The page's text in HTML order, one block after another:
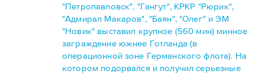
"Петропавловск", "Гангут", КРКР "Рюрик",
"Адмирал Макаров", "Баян", "Олег" и ЭМ
"Новик" выставил крупное (560 мин) минное
заграждение южнее Готланда (в
операционной зоне Германского флота). На
котором подорвался и получил серьезные